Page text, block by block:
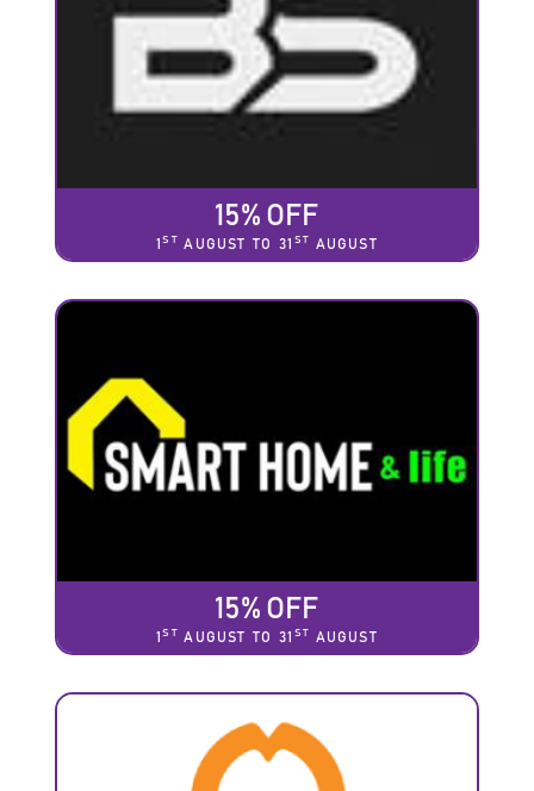
15% OFF
1ST AUGUST TO 31 ST AUGUST
15% OFF
1ST AUGUST TO 31 ST AUGUST